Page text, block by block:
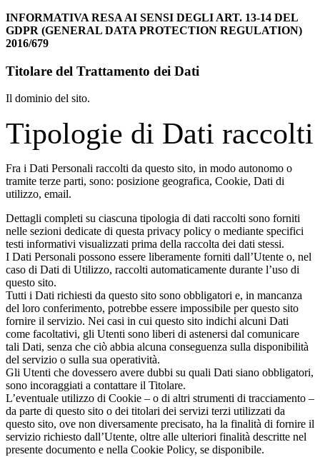
INFORMATIVA RESA AI SENSI DEGLI ART. 13-14 DEL
GDPR (GENERAL DATA PROTECTION REGULATION)
2016/679
Titolare del Trattamento dei Dati
Il dominio del sito.
Tipologie di Dati raccolti
Fra i Dati Personali raccolti da questo sito, in modo autonomo o
tramite terze parti, sono: posizione geografica, Cookie, Dati di
utilizzo, email.
Dettagli completi su ciascuna tipologia di dati raccolti sono forniti
nelle sezioni dedicate di questa privacy policy o mediante specifici
testi informativi visualizzati prima della raccolta dei dati stessi.
I Dati Personali possono essere liberamente forniti dall’Utente o, nel
caso di Dati di Utilizzo, raccolti automaticamente durante l’uso di
questo sito.
Tutti i Dati richiesti da questo sito sono obbligatori e, in mancanza
del loro conferimento, potrebbe essere impossibile per questo sito
fornire il servizio. Nei casi in cui questo sito indichi alcuni Dati
come facoltativi, gli Utenti sono liberi di astenersi dal comunicare
tali Dati, senza che ciò abbia alcuna conseguenza sulla disponibilità
del servizio o sulla sua operatività.
Gli Utenti che dovessero avere dubbi su quali Dati siano obbligatori,
sono incoraggiati a contattare il Titolare.
L’eventuale utilizzo di Cookie – o di altri strumenti di tracciamento –
da parte di questo sito o dei titolari dei servizi terzi utilizzati da
questo sito, ove non diversamente precisato, ha la finalità di fornire il
servizio richiesto dall’Utente, oltre alle ulteriori finalità descritte nel
presente documento e nella Cookie Policy, se disponibile.